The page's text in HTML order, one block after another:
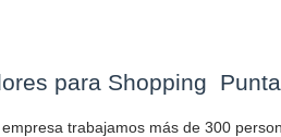
para Shopping
trabajamos más de 300